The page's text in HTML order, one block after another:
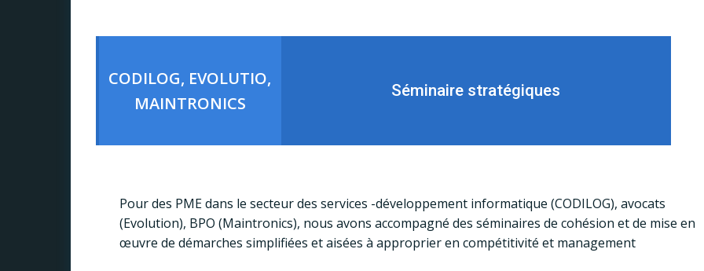
CODILOG, EVOLUTIO,
MAINTRONICS
Séminaire stratégiques
Pour des PME dans le secteur des services -développement informatique (CODILOG), avocats
(Evolution), BPO (Maintronics), nous avons accompagné des séminaires de cohésion et de mise en
œuvre de démarches simplifiées et aisées à approprier en compétitivité et management